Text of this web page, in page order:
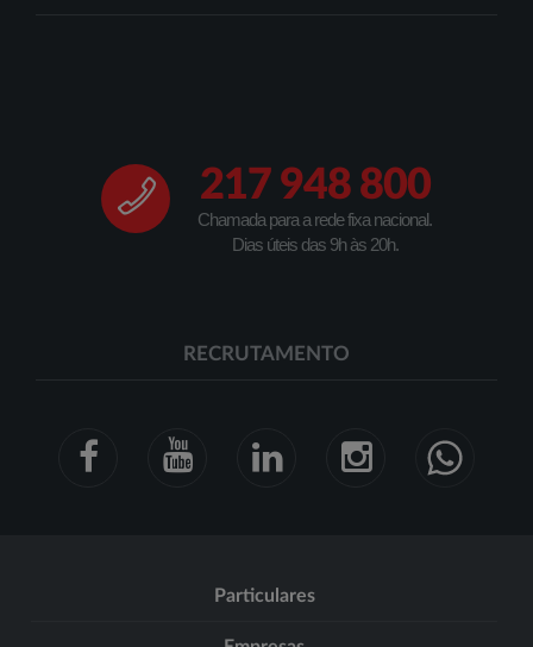
217 948 800
Chamada para a rede fixa nacional.
Dias úteis das 9h às 20h.
RECRUTAMENTO
Particulares